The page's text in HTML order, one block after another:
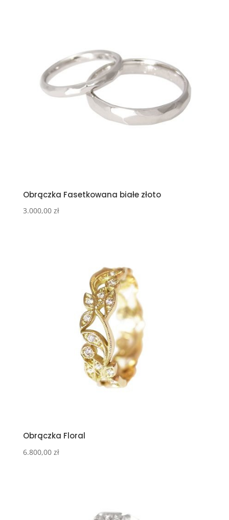
Obrączka Fasetkowana białe złoto
3.000,00 zł
Obrączka Floral
6.800,00 zł